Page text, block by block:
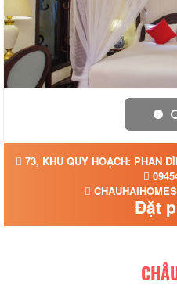
73, KHU QUY HOẠCH: PHAN
Đặt